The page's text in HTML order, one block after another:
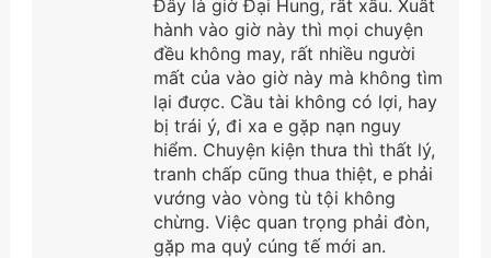
Đây là giờ Đại Hung, rất xấu. Xuất
hành vào giờ này thì mọi chuyện
đều không may, rất nhiều người
mất của vào giờ này mà không tìm
lại được. Cầu tài không có lợi, hay
bị trái ý, đi xa e gặp nạn nguy
hiểm. Chuyện kiện thưa thì thất lý,
tranh chấp cũng thua thiệt, e phải
vướng vào vòng tù tội không
chừng. Việc quan trọng phải đòn,
gặp ma quỷ cúng tế mới an.